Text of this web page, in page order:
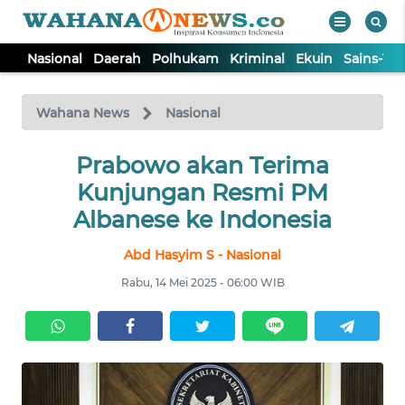
Nasional Daerah Polhukam Kriminal Ekuin Sains-
Wahana News Nasional
Prabowo akan Terima
Kunjungan Resmi PM
Albanese ke Indonesia
Abd Hasyim S - Nasional
Rabu, 14 Mei 2025 - 06:00 WIB
TV
Tutup
NASIONAL
KRIMINAL
EKUIN